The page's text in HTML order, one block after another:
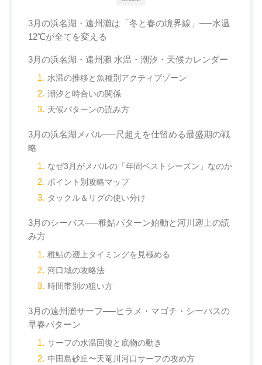
3月の浜名湖・遠州灘は「冬と春の境界線」──水温
12℃が全てを変える
3月の浜名湖・遠州灘 水温・潮汐・天候カレンダー
水温の推移と魚種別アクティブゾーン
潮汐と時合いの関係
天候パターンの読み方
3月の浜名湖メバル──尺超えを仕留める最盛期の戦
略
なぜ3月がメバルの「年間ベストシーズン」なのか
ポイント別攻略マップ
タックル＆リグの使い分け
3月のシーバス──稚鮎パターン始動と河川遡上の読
み方
稚鮎の遡上タイミングを見極める
河口域の攻略法
時間帯別の狙い方
3月の遠州灘サーフ──ヒラメ・マゴチ・シーバスの
早春パターン
サーフの水温回復と底物の動き
中田島砂丘〜天竜川河口サーフの攻め方